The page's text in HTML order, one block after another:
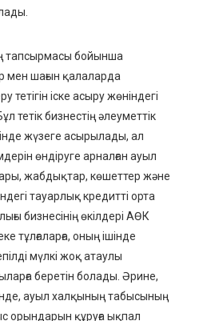
тапсырмасы бойынша
мен шағын қалаларда
тетігін іске асыру жөніндегі
тетік бизнестің әлеуметтік
жүзеге асырылады, ал
өндіруге арналған ауыл
жабдықтар, көшеттер және
тауарлық кредитті орта
бизнесінің өкілдері АӨК
тұлғаларға, оның ішінде
мүлкі жоқ атаулы
беретін болады. Әрине,
ауыл халқының табысының
орындарын құруға ықпал